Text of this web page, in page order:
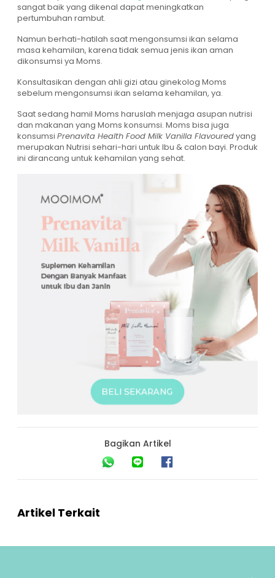
sangat baik yang dikenal dapat meningkatkan
pertumbuhan rambut.
Namun berhati-hatilah saat mengonsumsi ikan selama
masa kehamilan, karena tidak semua jenis ikan aman
dikonsumsi ya Moms.
Konsultasikan dengan ahli gizi atau ginekolog Moms
sebelum mengonsumsi ikan selama kehamilan, ya.
Saat sedang hamil Moms haruslah menjaga asupan nutrisi
dan makanan yang Moms konsumsi. Moms bisa juga
konsumsi Prenavita Health Food Milk Vanilla Flavouredyang
merupakan Nutrisi sehari-hari untuk Ibu & calon bayi. Produk
ini dirancang untuk kehamilan yang sehat.
Bagikan Artikel
Artikel Terkait